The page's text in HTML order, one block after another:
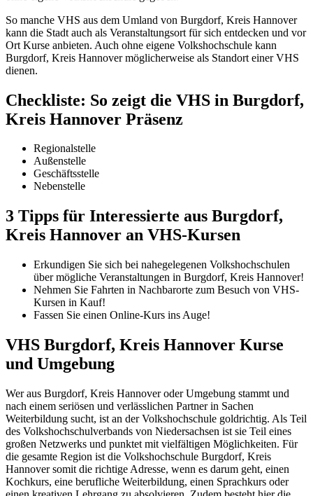
So manche VHS aus dem Umland von Burgdorf, Kreis Hannover
kann die Stadt auch als Veranstaltungsort für sich entdecken und vor
Ort Kurse anbieten. Auch ohne eigene Volkshochschule kann
Burgdorf, Kreis Hannover möglicherweise als Standort einer VHS
dienen.
Checkliste: So zeigt die VHS in Burgdorf,
Kreis Hannover Präsenz
Regionalstelle
Außenstelle
Geschäftsstelle
Nebenstelle
3 Tipps für Interessierte aus Burgdorf,
Kreis Hannover an VHS-Kursen
Erkundigen Sie sich bei nahegelegenen Volkshochschulen
über mögliche Veranstaltungen in Burgdorf, Kreis Hannover!
Nehmen Sie Fahrten in Nachbarorte zum Besuch von VHS-
Kursen in Kauf!
Fassen Sie einen Online-Kurs ins Auge!
VHS Burgdorf, Kreis Hannover Kurse
und Umgebung
Wer aus Burgdorf, Kreis Hannover oder Umgebung stammt und
nach einem seriösen und verlässlichen Partner in Sachen
Weiterbildung sucht, ist an der Volkshochschule goldrichtig. Als Teil
des Volkshochschulverbands von Niedersachsen ist sie Teil eines
großen Netzwerks und punktet mit vielfältigen Möglichkeiten. Für
die gesamte Region ist die Volkshochschule Burgdorf, Kreis
Hannover somit die richtige Adresse, wenn es darum geht, einen
Kochkurs, eine berufliche Weiterbildung, einen Sprachkurs oder